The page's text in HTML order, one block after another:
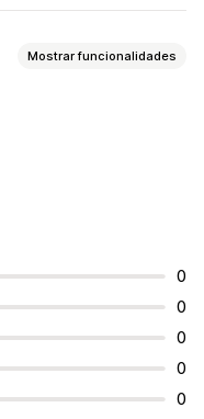
Mostrar funcionalidades
0
0
0
0
0